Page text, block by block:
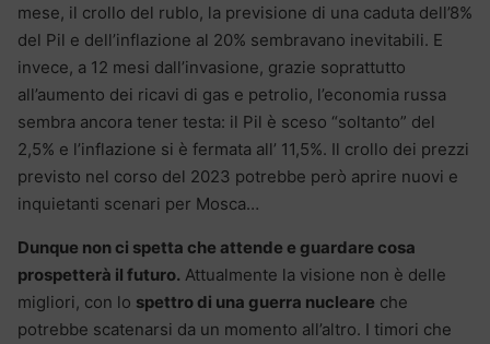
mese, il crollo del rublo, la previsione di una caduta dell’8%
del Pil e dell’inflazione al 20% sembravano inevitabili. E
invece, a 12 mesi dall’invasione, grazie soprattutto
all’aumento dei ricavi di gas e petrolio, l’economia russa
sembra ancora tener testa: il Pil è sceso “soltanto” del
2,5% e l’inflazione si è fermata all’ 11,5%. Il crollo dei prezzi
previsto nel corso del 2023 potrebbe però aprire nuovi e
inquietanti scenari per Mosca…
Dunque non ci spetta che attende e guardare cosa
prospetterà il futuro. Attualmente la visione non è delle
migliori, con lo spettro di una guerra nucleare che
potrebbe scatenarsi da un momento all’altro. I timori che